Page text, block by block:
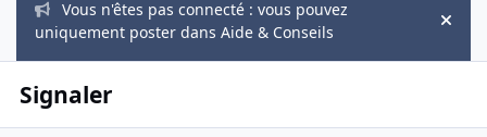
Vous n'êtes pas connecté : vous pouvez
uniquement poster dans Aide & Conseils
Hide
Signaler